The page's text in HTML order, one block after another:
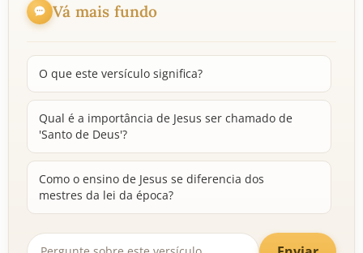
Vá mais fundo
O que este versículo significa?
Qual é a importância de Jesus ser chamado de
'Santo de Deus'?
Como o ensino de Jesus se diferencia dos
mestres da lei da época?